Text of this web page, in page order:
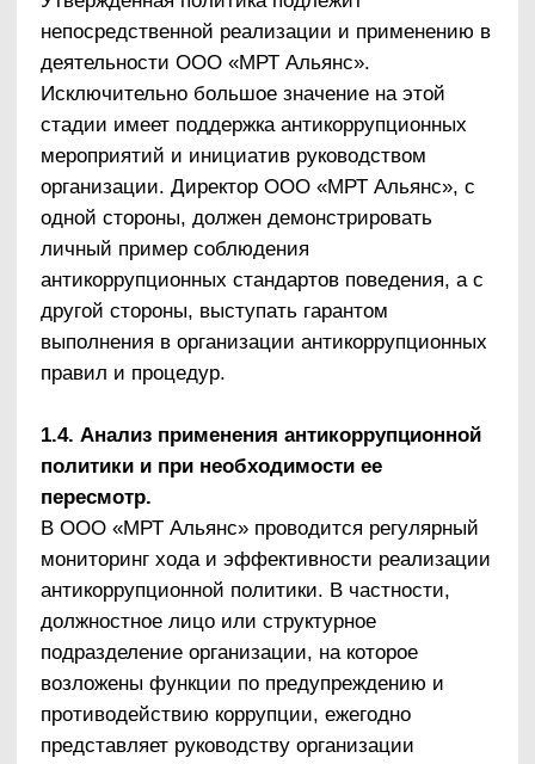
урегулирования выявленного конфликта
интересов
Введение процедур защиты работников,
сообщивших о коррупционных
правонарушениях в деятельности организации,
от формальных и неформальных санкций
интересов
Проведение периодической оценки
коррупционных рисков в целях выявления сфер
деятельности организации, наиболее
подверженных таким рискам, и разработки
соответствующих антикоррупционных мер
связанные с высоким коррупционным риском
Обучение и информирование работников
подпись с нормативными документами,
и противодействия коррупции в организации
вопросам профилактики и противодействия
коррупции
Организация индивидуального
консультирования работников по вопросам
применения (соблюдения) антикоррупционных
стандартов и процедур
внутреннего контроля и аудита организации
требованиям антикоррупционной политики
ООО «МРТ Альянс»
Регулярный контроль соблюдения внутренних
процедур
Регулярный контроль данных бухгалтерского